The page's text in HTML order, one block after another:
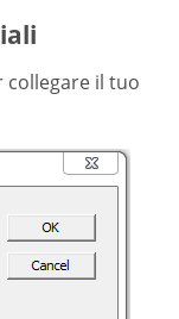
collegare il tuo